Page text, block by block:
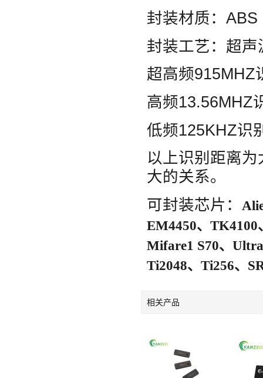
封装材质：ABS
封装工艺：超声
超高频915MHZ
高频13.56MHZ
低频125KHZ识
以上识别距离
大的关系。
可封装芯片：
EM4450、TK4100
Mifare1 S70、
Ti2048、Ti256、
相关产品